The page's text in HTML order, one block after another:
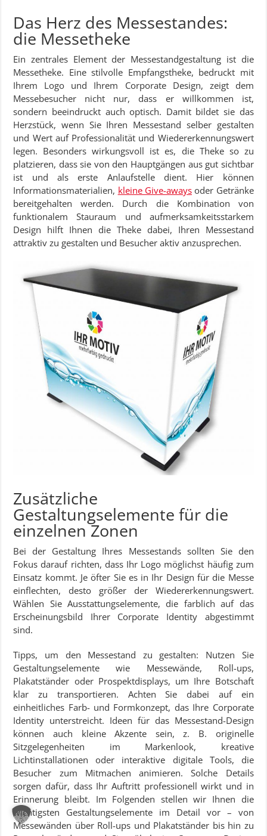
Das Herz des Messestandes:
die Messetheke
Ein zentrales Element der Messestandgestaltung ist die
Messetheke. Eine stilvolle Empfangstheke, bedruckt mit
Ihrem Logo und Ihrem Corporate Design, zeigt dem
Messebesucher nicht nur, dass er willkommen ist,
sondern beeindruckt auch optisch. Damit bildet sie das
Herzstück, wenn Sie Ihren Messestand selber gestalten
und Wert auf Professionalität und Wiedererkennungswert
legen. Besonders wirkungsvoll ist es, die Theke so zu
platzieren, dass sie von den Hauptgängen aus gut sichtbar
ist und als erste Anlaufstelle dient. Hier können
Informationsmaterialien, kleine Give-aways oder Getränke
bereitgehalten werden. Durch die Kombination von
funktionalem Stauraum und aufmerksamkeitsstarkem
Design hilft Ihnen die Theke dabei, Ihren Messestand
attraktiv zu gestalten und Besucher aktiv anzusprechen.
Zusätzliche
Gestaltungselemente für die
einzelnen Zonen
Bei der Gestaltung Ihres Messestands sollten Sie den
Fokus darauf richten, dass Ihr Logo möglichst häufig zum
Einsatz kommt. Je öfter Sie es in Ihr Design für die Messe
einflechten, desto größer der Wiedererkennungswert.
Wählen Sie Ausstattungselemente, die farblich auf das
Erscheinungsbild Ihrer Corporate Identity abgestimmt
sind.
Tipps, um den Messestand zu gestalten: Nutzen Sie
Gestaltungselemente wie Messewände, Roll-ups,
Plakatständer oder Prospektdisplays, um Ihre Botschaft
klar zu transportieren. Achten Sie dabei auf ein
einheitliches Farb- und Formkonzept, das Ihre Corporate
Identity unterstreicht. Ideen für das Messestand-Design
können auch kleine Akzente sein, z. B. originelle
Sitzgelegenheiten im Markenlook, kreative
Lichtinstallationen oder interaktive digitale Tools, die
Besucher zum Mitmachen animieren. Solche Details
sorgen dafür, dass Ihr Auftritt professionell wirkt und in
Erinnerung bleibt. Im Folgenden stellen wir Ihnen die
wichtigsten Gestaltungselemente im Detail vor – von
Messewänden über Roll-ups und Plakatständer bis hin zu